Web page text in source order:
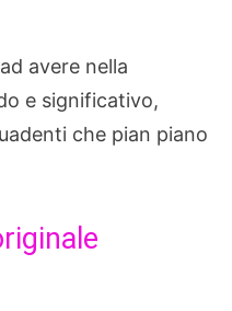
avere nella
e significativo,
che pian piano